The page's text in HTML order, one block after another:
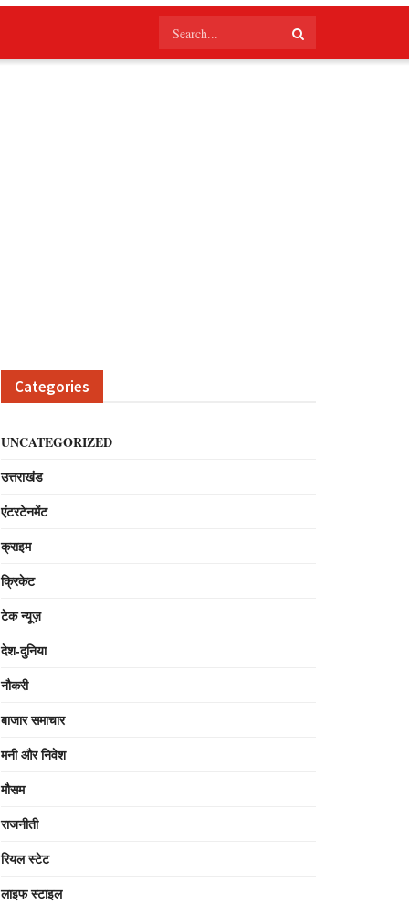
Categories
UNCATEGORIZED
उत्तराखंड
एंटरटेनमेंट
क्राइम
क्रिकेट
टेक न्यूज़
देश-दुनिया
नौकरी
बाजार समाचार
मनी और निवेश
मौसम
राजनीती
रियल स्टेट
लाइफ स्टाइल